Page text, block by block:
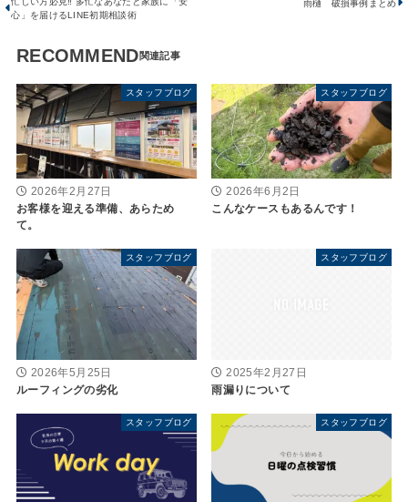
心」を届けるLINE初期相談術
雨樋 破損事例まとめ
RECOMMEND
スタッフブログ
2026年2月27日
お客様を迎える準備、あらため
て。
スタッフブログ
2026年6月2日
こんなケースもあるんです！
スタッフブログ
2026年5月25日
ルーフィングの劣化
スタッフブログ
2025年2月27日
雨漏りについて
スタッフブログ スタッフブログ